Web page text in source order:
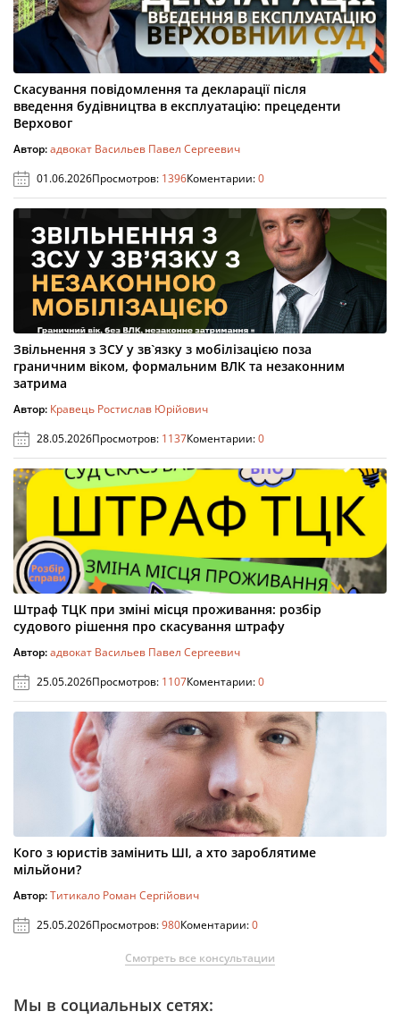
Скасування повідомлення та декларації після
введення будівництва в експлуатацію: прецеденти
Верховог
Автор:адвокат Васильев Павел Сергеевич
01.06.2026Просмотров: 1396Коментарии:0
Звільнення з ЗСУ у зв`язку з мобілізацією поза
граничним віком, формальним ВЛК та незаконним
затрима
Автор: Кравець Ростислав Юрійович
28.05.2026Просмотров: 1137Коментарии:0
Штраф ТЦК при зміні місця проживання: розбір
судового рішення про скасування штрафу
Автор:адвокат Васильев Павел Сергеевич
25.05.2026Просмотров: 1107Коментарии:0
Кого з юристів замінить ШІ, а хто зароблятиме
мільйони?
Автор:Титикало Роман Сергійович
25.05.2026Просмотров:980Коментарии:0
Смотреть все консультации
Мы в социальных сетях: